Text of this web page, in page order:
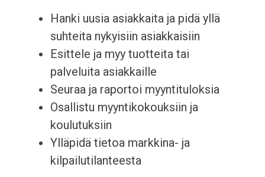
Hanki uusia asiakkaita ja pidä yllä
suhteita nykyisiin asiakkaisiin
Esittele ja myy tuotteita tai
palveluita asiakkaille
Seuraa ja raportoi myyntituloksia
Osallistu myyntikokouksiin ja
koulutuksiin
Ylläpidä tietoa markkina- ja
kilpailutilanteesta